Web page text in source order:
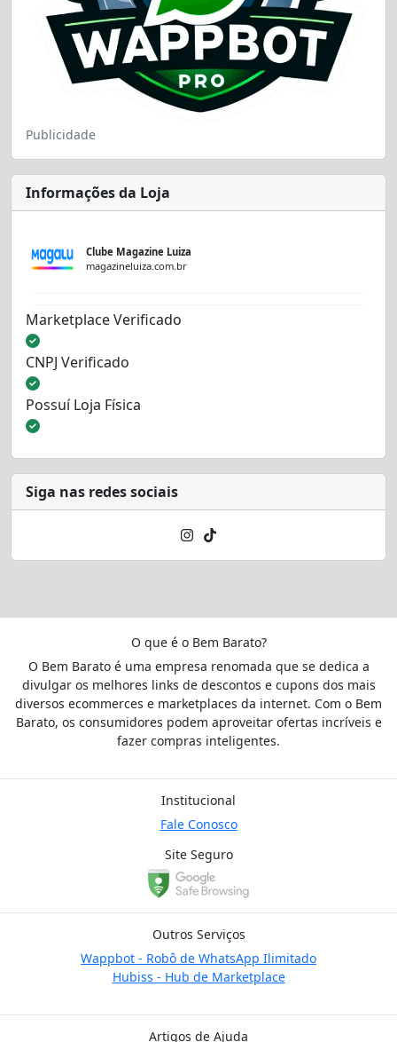
Publicidade
Informações da Loja
Clube Magazine Luiza
magazineluiza.com.br
Marketplace Verificado
CNPJ Verificado
Possuí Loja Física
Siga nas redes sociais
O que é o Bem Barato?
O Bem Barato é uma empresa renomada que se dedica a
divulgar os melhores links de descontos e cupons dos mais
diversos ecommerces e marketplaces da internet. Com o Bem
Barato, os consumidores podem aproveitar ofertas incríveis e
fazer compras inteligentes.
Institucional
Fale Conosco
Site Seguro
Outros Serviços
Wappbot - Robô de WhatsApp Ilimitado
Hubiss - Hub de Marketplace
Artigos de Ajuda